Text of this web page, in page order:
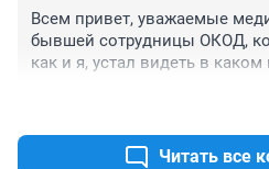
Всем привет, уважаемые
бывшей сотрудницы ОКОД,
как и я, устал видеть в
http://letters.kremlin.ru/letters/
Читать все